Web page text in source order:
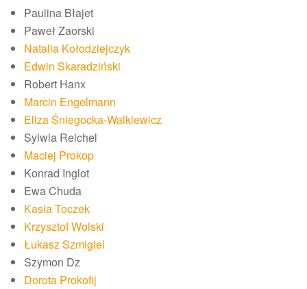
Paulina Błajet
Paweł Zaorski
Natalia Kołodziejczyk
Edwin Skaradziński
Robert Hanx
Marcin Engelmann
Eliza Śniegocka-Walkiewicz
Sylwia Reichel
Maciej Prokop
Konrad Inglot
Ewa Chuda
Kasia Toczek
Krzysztof Wolski
Łukasz Szmigiel
Szymon Dz
Dorota Prokofij